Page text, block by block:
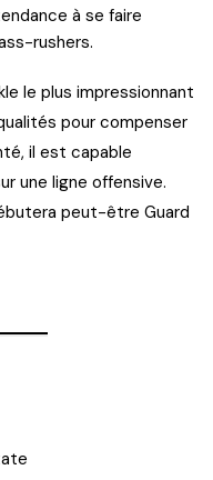
à se faire
rushers.
le plus impressionnant
pour compenser
il est capable
une ligne offensive.
peut-être Guard